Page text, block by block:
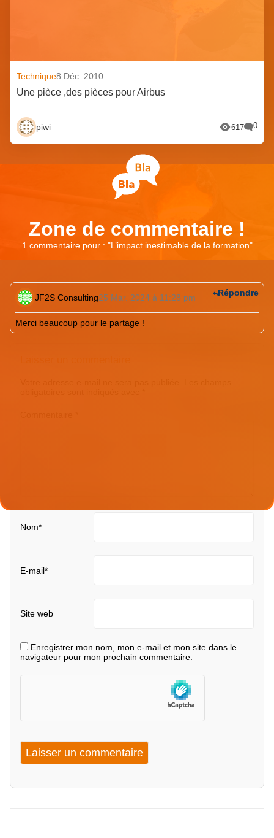
Technique8 Déc. 2010
Une pièce ,des pièces pour Airbus
piwi 617 0
Zone de commentaire !
1 commentaire pour : "L’impact inestimable de la formation"
JF2S Consulting25 Mar. 2024 à 11:28 pm
Merci beaucoup pour le partage !
Répondre
Nom*
E-mail*
Site web
Enregistrer mon nom, mon e-mail et mon site dans le
navigateur pour mon prochain commentaire.